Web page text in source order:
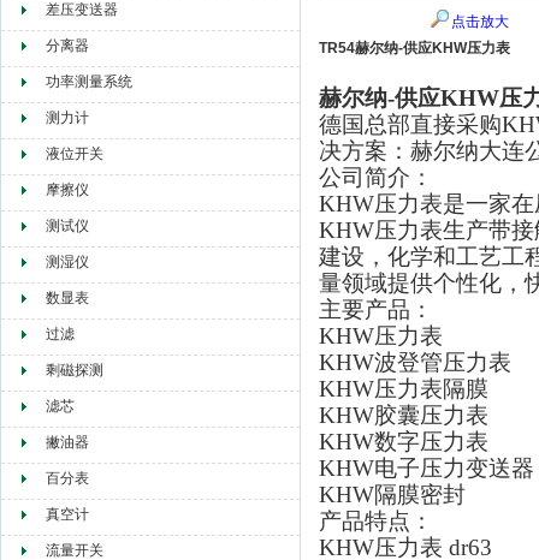
差压变送器
分离器
功率测量系统
测力计
液位开关
摩擦仪
测试仪
测湿仪
数显表
过滤
剩磁探测
滤芯
撇油器
百分表
真空计
流量开关
点击放大
TR54赫尔纳-供应KHW压力表
赫尔纳-供应KHW压
德国总部直接采购
决方案：赫尔纳大连
公司简介：
KHW压力表是一家
KHW压力表生产带
建设，化学和工艺工
量领域提供个性化，
主要产品：
KHW压力表
KHW波登管压力表
KHW压力表隔膜
KHW胶囊压力表
KHW数字压力表
KHW电子压力变送器
KHW隔膜密封
产品特点：
KHW压力表 dr63